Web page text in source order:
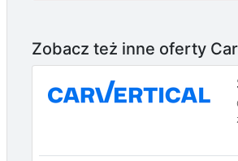
Zobacz też inne oferty